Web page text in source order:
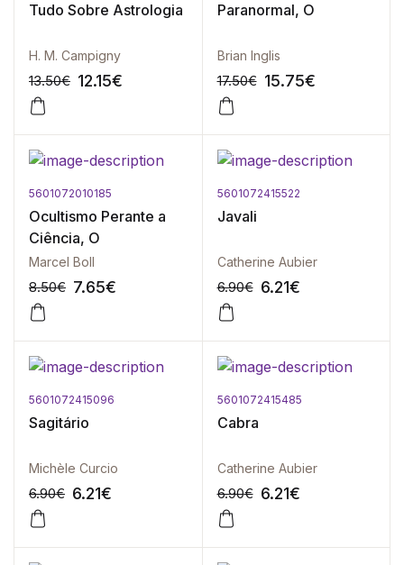
Tudo Sobre Astrologia
H. M. Campigny
13.50€ 12.15€
Paranormal, O
Brian Inglis
17.50€ 15.75€
5601072010185
Ocultismo Perante a
Ciência, O
Marcel Boll
8.50€ 7.65€
5601072415522
Javali
Catherine Aubier
6.90€ 6.21€
5601072415096
Sagitário
Michèle Curcio
6.90€ 6.21€
5601072415485
Cabra
Catherine Aubier
6.90€ 6.21€